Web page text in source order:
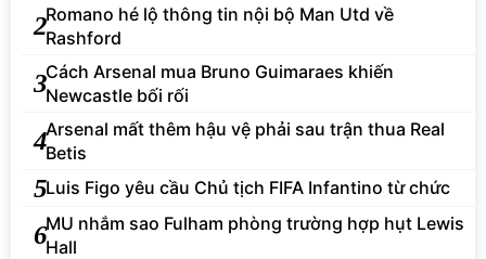
2Romano hé lộ thông tin nội bộ Man Utd về
Rashford
3Cách Arsenal mua Bruno Guimaraes khiến
Newcastle bối rối
4Arsenal mất thêm hậu vệ phải sau trận thua Real
Betis
5Luis Figo yêu cầu Chủ tịch FIFA Infantino từ chức
6MU nhắm sao Fulham phòng trường hợp hụt Lewis
Hall